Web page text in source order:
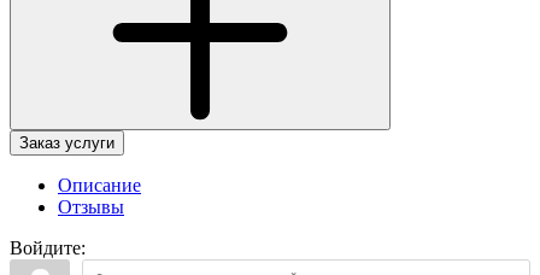
Заказ услуги
Описание
Отзывы
Войдите: